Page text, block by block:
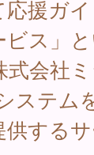
応援ガ
ビス」
式会社
ステム
供する